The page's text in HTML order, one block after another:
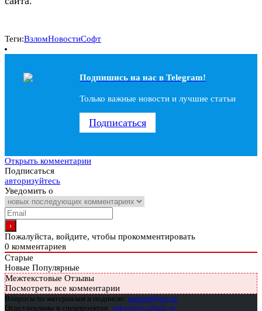
Теги:ВзломНовостиСофт
Подпишись на наc в Telegram!
Только важные новости и лучшие статьи
Подписаться
Открыть комментарии
Подписаться
авторизуйтесь
Уведомить о
Пожалуйста, войдите, чтобы прокомментировать
0 комментариев
Старые
Новые Популярные
Межтекстовые Отзывы
Посмотреть все комментарии
Вопросы по материалам и подписке: support@glc.ru
Отдел рекламы и спецпроектов: yakovleva.a@glc.ru